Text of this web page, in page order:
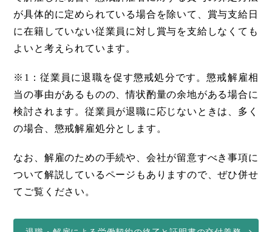
が具体的に定められている場合を除いて、賞与支給日
に在籍していない従業員に対し賞与を支給しなくても
よいと考えられています。
※1：従業員に退職を促す懲戒処分です。懲戒解雇相
当の事由があるものの、情状酌量の余地がある場合に
検討されます。従業員が退職に応じないときは、多く
の場合、懲戒解雇処分とします。
なお、解雇のための手続や、会社が留意すべき事項に
ついて解説しているページもありますので、ぜひ併せ
てご覧ください。